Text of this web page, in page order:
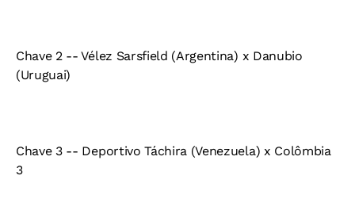
Chave 2 -- Vélez Sarsfield (Argentina) x Danubio
(Uruguai)
Chave 3 -- Deportivo Táchira (Venezuela) x Colômbia
3